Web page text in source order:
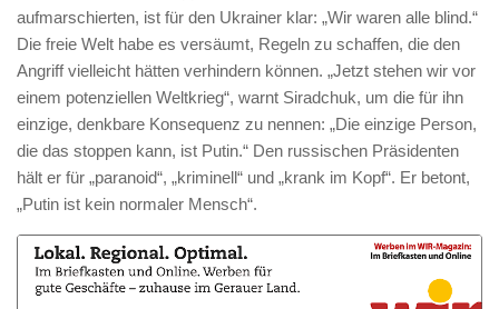
aufmarschierten, ist für den Ukrainer klar: „Wir waren alle blind.“
Die freie Welt habe es versäumt, Regeln zu schaffen, die den
Angriff vielleicht hätten verhindern können. „Jetzt stehen wir vor
einem potenziellen Weltkrieg“, warnt Siradchuk, um die für ihn
einzige, denkbare Konsequenz zu nennen: „Die einzige Person,
die das stoppen kann, ist Putin.“ Den russischen Präsidenten
hält er für „paranoid“, „kriminell“ und „krank im Kopf“. Er betont,
„Putin ist kein normaler Mensch“.